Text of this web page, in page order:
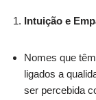
Intuição e
Nomes que
ligados a
ser percebida